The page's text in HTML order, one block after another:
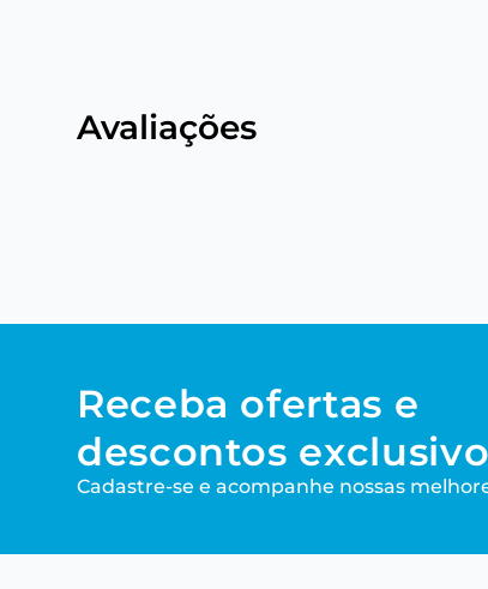
Avaliações
Receba ofertas e
descontos
Cadastre-se e acompanhe nossas